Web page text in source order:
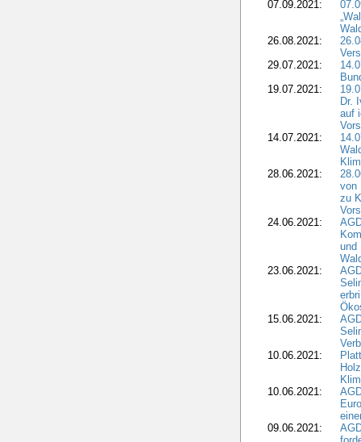
07.09.2021:
26.08.2021:
29.07.2021:
19.07.2021:
Dr.
auf
14.07.2021:
28.06.2021:
von
zu
24.06.2021:
und
23.06.2021:
15.06.2021:
10.06.2021:
10.06.2021:
09.06.2021: